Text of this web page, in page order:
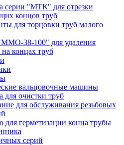
серии "МТК" для отрезки
концов труб
для торцовки труб малого
38-100" для удаления
концах труб
вальцовочные машины
для очистки труб
для обслуживания резьбовых
для герметизации конца трубы
серий